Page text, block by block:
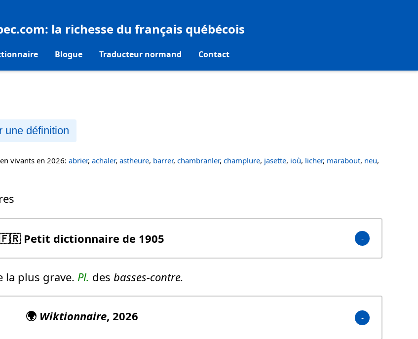
: la richesse du français québécois
Blogue Traducteur normand Contact
une définition
vivants en 2026: abrier, achaler, astheure, barrer, chambranler, champlure, jasette, ioù, licher, marabout, neu,
Petit dictionnaire de 1905
la plus grave. Pl. des basses-contre.
🌍 Wiktionnaire, 2026